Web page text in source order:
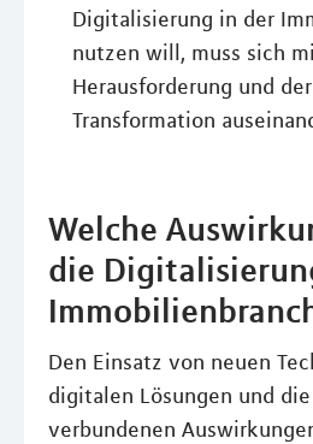
Digitalisierung in der
nutzen will, muss sich
Herausforderung und
Transformation
Welche
die
Den Einsatz von neuen
digitalen Lösungen und
verbundenen